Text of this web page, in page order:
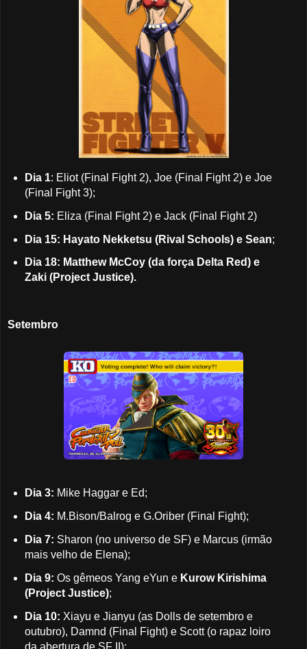
Dia 1: Eliot (Final Fight 2), Joe (Final Fight 2) e Joe
(Final Fight 3);
Dia 5: Eliza (Final Fight 2) e Jack (Final Fight 2)
Dia 15: Hayato Nekketsu (Rival Schools) e Sean;
Dia 18: Matthew McCoy (da força Delta Red) e
Zaki (Project Justice).
Setembro
Dia 3: Mike Haggar e Ed;
Dia 4: M.Bison/Balrog e G.Oriber (Final Fight);
Dia 7: Sharon (no universo de SF) e Marcus (irmão
mais velho de Elena);
Dia 9: Os gêmeos Yang eYun e Kurow Kirishima
(Project Justice);
Dia 10: Xiayu e Jianyu (as Dolls de setembro e
outubro), Damnd (Final Fight) e Scott (o rapaz loiro
da abertura de SF II);